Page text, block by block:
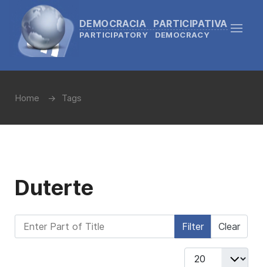
DEMOCRACIA PARTICIPATIVA
PARTICIPATORY DEMOCRACY
Home Tags
Duterte
Enter Part of Title Filter Clear
Display #